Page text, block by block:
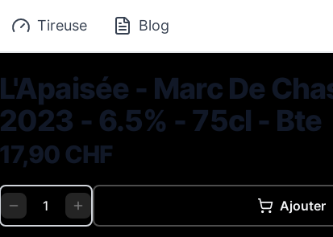
Tireuse Blog
L'Apaisée - Marc De
2023 - 6.5% - 75cl - Bte
17,90 CHF
Ajouter